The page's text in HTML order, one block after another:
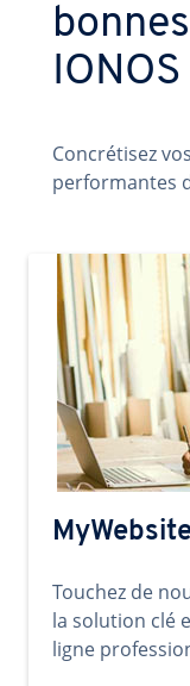
IONOS
Concrétisez
performantes
Touchez de
la solution clé
ligne